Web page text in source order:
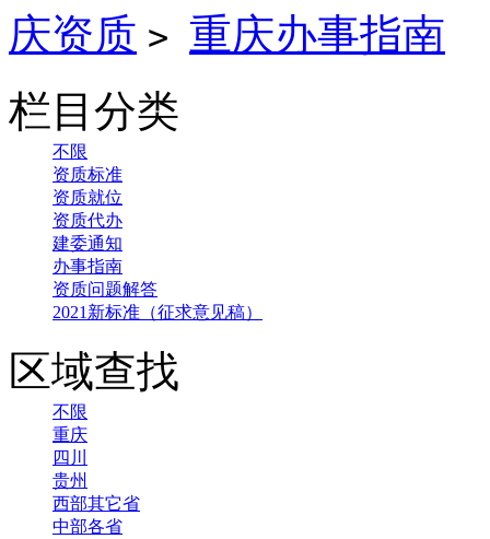
庆资质 > 重庆办事指南
栏目分类
不限
资质标准
资质就位
资质代办
建委通知
办事指南
资质问题解答
2021新标准（征求意见稿）
区域查找
不限
重庆
四川
贵州
西部其它省
中部各省